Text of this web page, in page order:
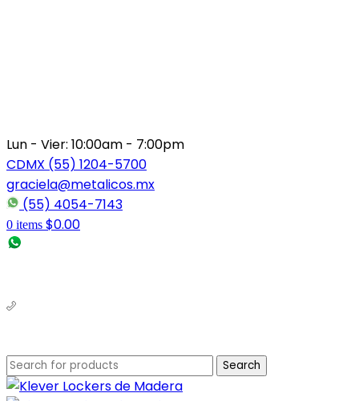
Lun - Vier: 10:00am - 7:00pm
CDMX (55) 1204-5700
graciela@metalicos.mx
(55) 4054-7143
0 items $0.00
Search